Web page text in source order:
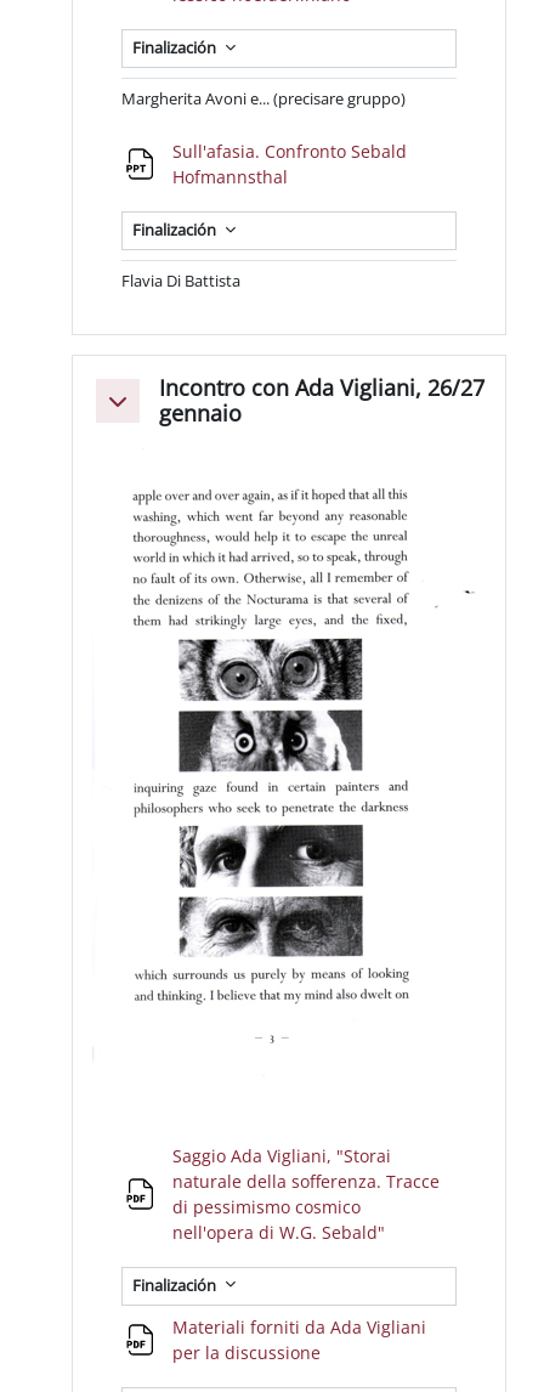
Finalización
Margherita Avoni e... (precisare gruppo)
Sull'afasia. Confronto Sebald
Hofmannsthal
Finalización
Flavia Di Battista
Colapsar
Incontro con Ada Vigliani, 26/27
gennaio
Saggio Ada Vigliani, "Storai
naturale della sofferenza. Tracce
di pessimismo cosmico
nell'opera di W.G. Sebald"
Finalización
Materiali forniti da Ada Vigliani
per la discussione